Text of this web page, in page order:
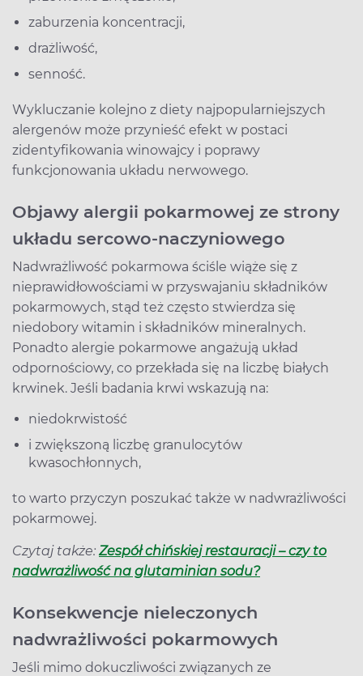
zaburzenia koncentracji,
drażliwość,
senność.
Wykluczanie kolejno z diety najpopularniejszych
alergenów może przynieść efekt w postaci
zidentyfikowania winowajcy i poprawy
funkcjonowania układu nerwowego.
Objawy alergii pokarmowej ze strony
układu sercowo-naczyniowego
Nadwrażliwość pokarmowa ściśle wiąże się z
nieprawidłowościami w przyswajaniu składników
pokarmowych, stąd też często stwierdza się
niedobory witamin i składników mineralnych.
Ponadto alergie pokarmowe angażują układ
odpornościowy, co przekłada się na liczbę białych
krwinek. Jeśli badania krwi wskazują na:
niedokrwistość
i zwiększoną liczbę granulocytów
kwasochłonnych,
to warto przyczyn poszukać także w nadwrażliwości
pokarmowej.
Czytaj także: Zespół chińskiej restauracji – czy to
nadwrażliwość na glutaminian sodu?
Konsekwencje nieleczonych
nadwrażliwości pokarmowych
Jeśli mimo dokuczliwości związanych ze